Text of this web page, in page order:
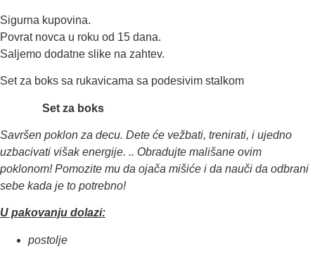
Sigurna kupovina.
Povrat novca u roku od 15 dana.
Saljemo dodatne slike na zahtev.
Set za boks sa rukavicama sa podesivim stalkom
Set za boks
Savršen poklon za decu. Dete će vežbati, trenirati, i ujedno
uzbacivati višak energije. .. Obradujte mališane ovim
poklonom! Pomozite mu da ojača mišiće i da nauči da odbrani
sebe kada je to potrebno!
U pakovanju dolazi:
postolje